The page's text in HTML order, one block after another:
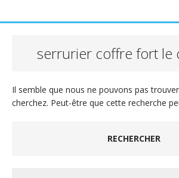
serrurier coffre fort le
Il semble que nous ne pouvons pas
cherchez. Peut-être que cette recherche
RECHERCHER